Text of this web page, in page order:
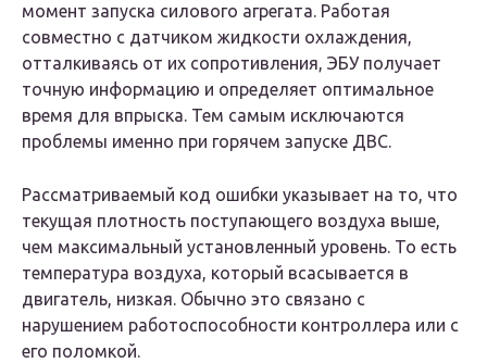
момент запуска силового агрегата. Работая
совместно с датчиком жидкости охлаждения,
отталкиваясь от их сопротивления, ЭБУ получает
точную информацию и определяет оптимальное
время для впрыска. Тем самым исключаются
проблемы именно при горячем запуске ДВС.
Рассматриваемый код ошибки указывает на то, что
текущая плотность поступающего воздуха выше,
чем максимальный установленный уровень. То есть
температура воздуха, который всасывается в
двигатель, низкая. Обычно это связано с
нарушением работоспособности контроллера или с
его поломкой.